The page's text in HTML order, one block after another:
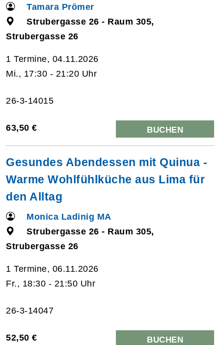
Tamara Prömer
Strubergasse 26 - Raum 305,
Strubergasse 26
1 Termine, 04.11.2026
Mi., 17:30 - 21:20 Uhr
26-3-14015
63,50 € BUCHEN
Gesundes Abendessen mit Quinua -
Warme Wohlfühlküche aus Lima für
den Alltag
Monica Ladinig MA
Strubergasse 26 - Raum 305,
Strubergasse 26
1 Termine, 06.11.2026
Fr., 18:30 - 21:50 Uhr
26-3-14047
52,50 € BUCHEN